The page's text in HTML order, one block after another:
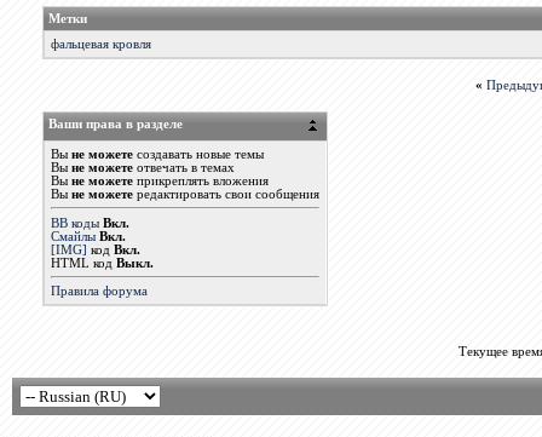
Метки
фальцевая кровля
«
Ваши права в разделе
Вы не можетесоздавать новые темы
Вы не можетеотвечать в темах
Вы не можетеприкреплять вложения
Вы не можетередактировать свои сообщения
BB коды Вкл.
Смайлы Вкл.
[IMG] код Вкл.
HTML код Выкл.
Правила форума
Текущее